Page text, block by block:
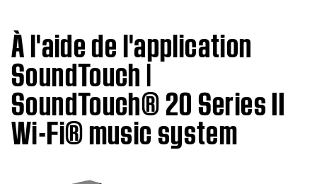
À l'aide de l'application
SoundTouch |
SoundTouch® 20 Series II
Wi-Fi® music system